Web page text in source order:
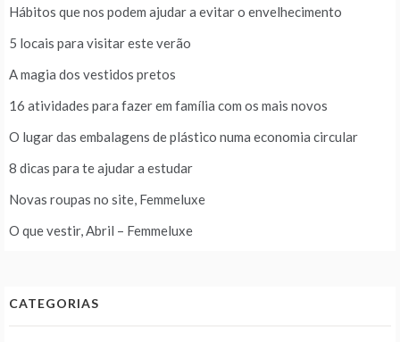
Hábitos que nos podem ajudar a evitar o envelhecimento
5 locais para visitar este verão
A magia dos vestidos pretos
16 atividades para fazer em família com os mais novos
O lugar das embalagens de plástico numa economia circular
8 dicas para te ajudar a estudar
Novas roupas no site, Femmeluxe
O que vestir, Abril – Femmeluxe
CATEGORIAS